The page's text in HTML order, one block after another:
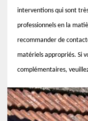
interventions qui sont
professionnels en la
recommander de
matériels appropriés. Si
complémentaires,